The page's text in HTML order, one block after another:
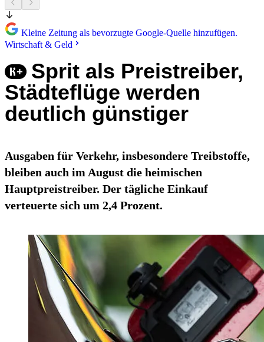
Kleine Zeitung als bevorzugte Google-Quelle hinzufügen.
Wirtschaft & Geld
Sprit als Preistreiber,
Städteflüge werden
deutlich günstiger
Ausgaben für Verkehr, insbesondere Treibstoffe,
bleiben auch im August die heimischen
Hauptpreistreiber. Der tägliche Einkauf
verteuerte sich um 2,4 Prozent.